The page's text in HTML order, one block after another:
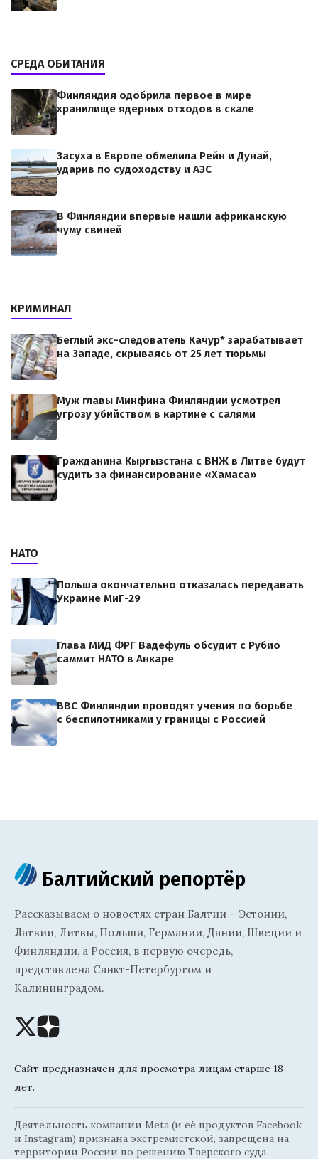
СРЕДА ОБИТАНИЯ
Финляндия одобрила первое в мире
хранилище ядерных отходов в скале
Засуха в Европе обмелила Рейн и Дунай,
ударив по судоходству и АЭС
В Финляндии впервые нашли африканскую
чуму свиней
КРИМИНАЛ
Беглый экс-следователь Качур* зарабатывает
на Западе, скрываясь от 25 лет тюрьмы
Муж главы Минфина Финляндии усмотрел
угрозу убийством в картине с салями
Гражданина Кыргызстана с ВНЖ в Литве будут
судить за финансирование «Хамаса»
НАТО
Польша окончательно отказалась передавать
Украине МиГ-29
Глава МИД ФРГ Вадефуль обсудит с Рубио
саммит НАТО в Анкаре
ВВС Финляндии проводят учения по борьбе
с беспилотниками у границы с Россией
Балтийский репортёр
Рассказываем о новостях стран Балтии – Эстонии,
Латвии, Литвы, Польши, Германии, Дании, Швеции и
Финляндии, а Россия, в первую очередь,
представлена Санкт-Петербургом и
Калининградом.
Сайт предназначен для просмотра лицам старше 18
лет.
Деятельность компании Meta (и её продуктов Facebook
и Instagram) признана экстремистской, запрещена на
территории России по решению Тверского суда